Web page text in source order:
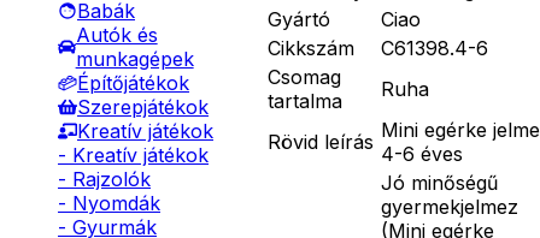
Babák
Autók és
munkagépek
Építőjátékok
Szerepjátékok
Kreatív játékok
- Kreatív játékok
- Rajzolók
- Nyomdák
- Gyurmák
Gyártó
Ciao
Cikkszám
C61398.4-6
Csomag
tartalma
Ruha
Rövid leírás Mini egérke
4-6 éves
Jó minőségű
gyermekjelmez
(Mini egérke